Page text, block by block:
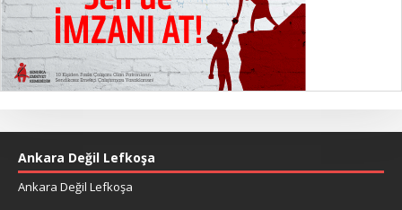
Ankara Değil Lefkoşa
Ankara Değil Lefkoşa